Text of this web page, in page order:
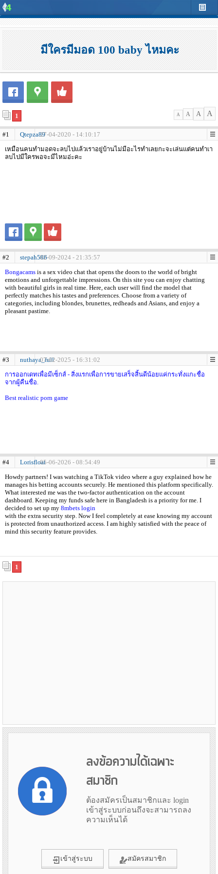
มีใครมีมอด 100 baby ไหมคะ
1 A A A A
#1 Qtepza8927-04-2020 - 14:10:17
เหมือนคนทำมอดจะลบไปแล้วเราอยู่บ้านไม่มีอะไรทำเลยกะจะเล่นแต่คนทำเา
ลบไปมีใครพอจะมีไหมอ่ะคะ
#2 stepah58602-09-2024 - 21:35:57
Bongacams is a sex video chat that opens the doors to the world of bright
emotions and unforgettable impressions. On this site you can enjoy chatting
with beautiful girls in real time. Here, each user will find the model that
perfectly matches his tastes and preferences. Choose from a variety of
categories, including blondes, brunettes, redheads and Asians, and enjoy a
pleasant pastime.
#3 nuthaya_full07-02-2025 - 16:31:02
การออกเดทเพื่อมีเซ็กส์ - สิ่งแรกเพื่อการขายเสร็จสิ้นดีน้อยแค่กระทั่งแกะชื่อ
จากผู้คืนชื่อ.
Best realistic porn game
#4 Lorisfloat05-06-2026 - 08:54:49
Howdy partners! I was watching a TikTok video where a guy explained how he
manages his betting accounts securely. He mentioned this platform specifically.
What interested me was the two-factor authentication on the account
dashboard. Keeping my funds safe here in Bangladesh is a priority for me. I
decided to set up my 8mbets login
with the extra security step. Now I feel completely at ease knowing my account
is protected from unauthorized access. I am highly satisfied with the peace of
mind this security feature provides.
1
ลงข้อความได้เฉพาะ
สมาชิก
ต้องสมัครเป็นสมาชิกและ login
เข้าสู่ระบบก่อนถึงจะสามารถลง
ความเห็นได้
เข้าสู่ระบบ สมัครสมาชิก